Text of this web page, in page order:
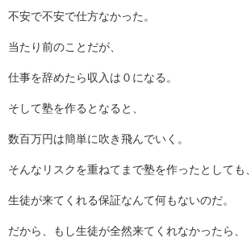
不安で不安で仕方なかった。
当たり前のことだが、
仕事を辞めたら収入は０になる。
そして塾を作るとなると、
数百万円は簡単に吹き飛んでいく。
そんなリスクを重ねてまで塾を作ったとしても、
生徒が来てくれる保証なんて何もないのだ。
だから、もし生徒が全然来てくれなかったら、